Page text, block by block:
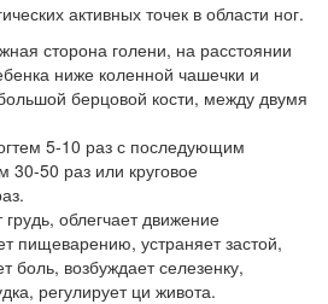
активных точек в области ног.
сторона голени, на расстоянии
ниже коленной чашечки и
берцовой кости, между двумя
5-10 раз с последующим
30-50 раз или круговое
облегчает движение
пищеварению, устраняет застой,
боль, возбуждает селезенку,
регулирует ци живота.